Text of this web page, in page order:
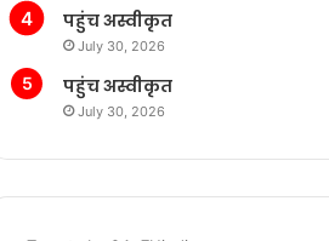
पहुंच अस्वीकृत
July 30, 2026
पहुंच अस्वीकृत
July 30, 2026